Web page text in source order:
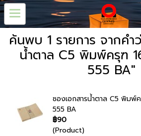
ค้นพบ 1 รายการ จากคำ
น้ำตาล C5 พิมพ์ครุฑ
555 BA"
ซองเอกสารน้ำตาล C5 พิมพ์
555 BA
฿90
(Product)